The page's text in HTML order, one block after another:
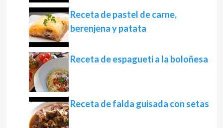
Receta de pastel de carne,
berenjena y patata
Receta de espagueti a la boloñesa
Receta de falda guisada con setas